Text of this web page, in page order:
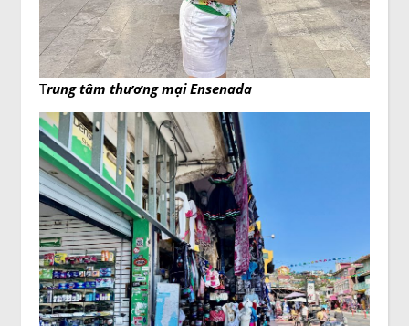
Trung tâm thương mại Ensenada